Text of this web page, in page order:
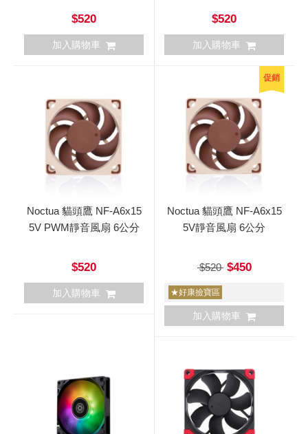
$520
加入購物車
$520
加入購物車
Noctua 貓頭鷹 NF-A6x15
5V PWM靜音風扇 6公分
$520
加入購物車
促銷
Noctua 貓頭鷹 NF-A6x15
5V靜音風扇 6公分
$520$450
★好康撿寶區
加入購物車